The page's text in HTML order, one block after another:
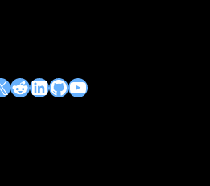
Reddit
LinkedIn
GitHub
YouTube